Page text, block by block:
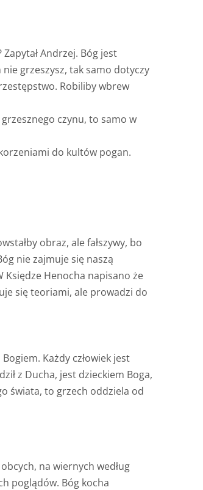
Andrzej. Bóg jest
grzeszysz, tak samo dotyczy
Robiliby wbrew
czynu, to samo w
do kultów pogan.
obraz, ale fałszywy, bo
nie zajmuje się naszą
Księdze Henocha napisano że
się teoriami, ale prowadzi do
Każdy człowiek jest
z Ducha, jest dzieckiem Boga,
świata, to grzech oddziela od
na wiernych według
poglądów. Bóg kocha